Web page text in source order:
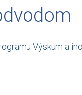
Výskum a